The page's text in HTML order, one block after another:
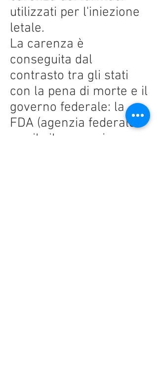
utilizzati per l'iniezione
letale.
La carenza è
conseguita dal
contrasto tra gli stati
con la pena di morte e il
governo federale: la
FDA (agenzia federale
per il cibo e per i